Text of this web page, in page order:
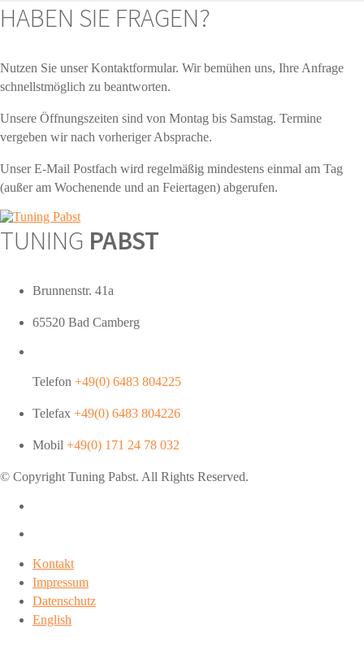
HABEN SIE FRAGEN?
Nutzen Sie unser Kontaktformular. Wir bemühen uns, Ihre Anfrage
schnellstmöglich zu beantworten.
Unsere Öffnungszeiten sind von Montag bis Samstag. Termine
vergeben wir nach vorheriger Absprache.
Unser E-Mail Postfach wird regelmäßig mindestens einmal am Tag
(außer am Wochenende und an Feiertagen) abgerufen.
TUNING PABST
Brunnenstr. 41a
65520 Bad Camberg
Telefon +49(0) 6483 804225
Telefax +49(0) 6483 804226
Mobil +49(0) 171 24 78 032
© Copyright Tuning Pabst. All Rights Reserved.
Kontakt
Impressum
Datenschutz
English